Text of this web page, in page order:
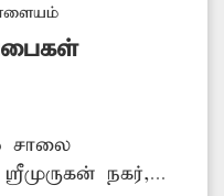
எடுக்க
சாலை
நகர்,